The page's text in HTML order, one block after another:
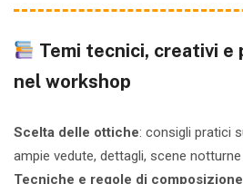
Temi tecnici, creativi
nel workshop
Scelta delle ottiche: consigli pratici
ampie vedute, dettagli, scene
Tecniche e regole di composizione